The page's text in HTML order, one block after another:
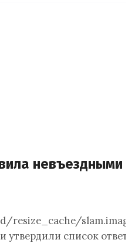
невъездными
resize_cache/
список